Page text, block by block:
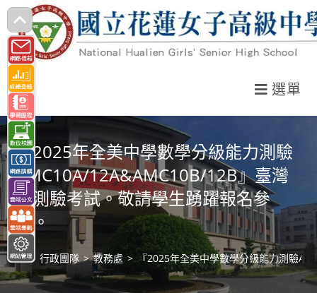
跳
轉
至
主
要
內
容
選單
『2025年全美中學數學分級能力測驗
AMC10A/12A&AMC10B/12B』臺灣
區測驗考試。敬請學生踴躍報名參
加。
> 行政團隊 > 教務處 > 『2025年全美中學數學分級能力測驗